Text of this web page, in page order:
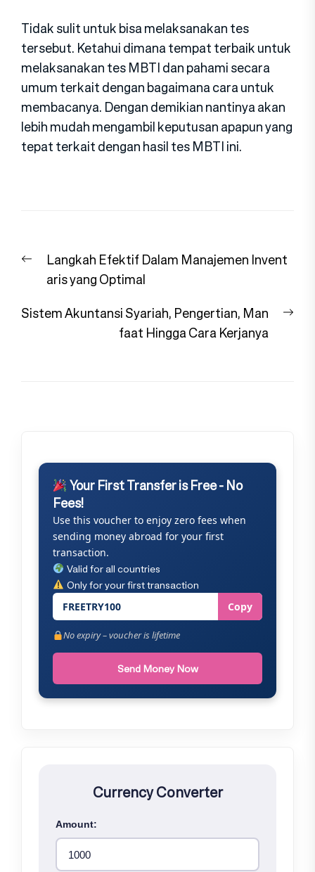
Tidak sulit untuk bisa melaksanakan tes
tersebut. Ketahui dimana tempat terbaik untuk
melaksanakan tes MBTI dan pahami secara
umum terkait dengan bagaimana cara untuk
membacanya. Dengan demikian nantinya akan
lebih mudah mengambil keputusan apapun yang
tepat terkait dengan hasil tes MBTI ini.
pos
Previous
post:
Langkah Efektif Dalam Manajemen Invent
aris yang Optimal
Sistem Akuntansi Syariah, Pengertian, Man
faat Hingga Cara Kerjanya
Your First Transfer is Free - No
Fees!
Use this voucher to enjoy zero fees when
sending money abroad for your first
transaction.
Valid for all countries
Only for your first transaction
FREETRY100 Copy
No expiry – voucher is lifetime
Send Money Now
Currency Converter
Amount: